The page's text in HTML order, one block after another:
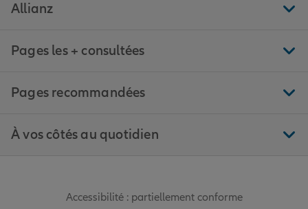
Allianz
Pages les + consultées
Pages recommandées
À vos côtés au quotidien
Accessibilité : partiellement conforme